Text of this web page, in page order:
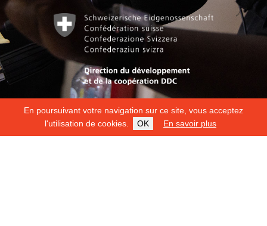
En poursuivant votre navigation sur ce site, vous acceptez
l'utilisation de cookies.
OK En savoir plus